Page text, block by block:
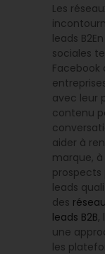
Les
leads
sociales
Facebook
avec leur
contenu
aider à
marque,
prospects
leads
des
leads B2B,
une
les